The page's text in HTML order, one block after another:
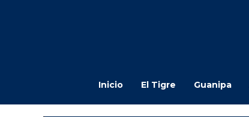
Inicio El Tigre Guanipa